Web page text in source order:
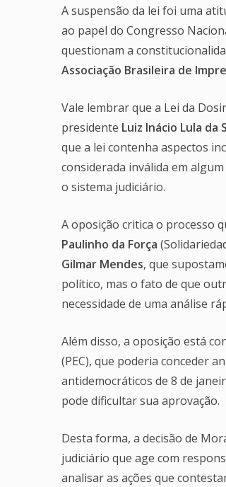
A suspensão da lei foi uma
ao papel do Congresso
questionam a
Associação Brasileira de
Vale lembrar que a Lei da
presidente Luiz Inácio Lula da
que a lei contenha aspectos
considerada inválida em
o sistema judiciário.
A oposição critica o processo
Paulinho da Força
Gilmar Mendes, que
político, mas o fato de que
necessidade de uma análise
Além disso, a oposição está
(PEC), que poderia conceder
antidemocráticos de 8 de
pode dificultar sua aprovação.
Desta forma, a decisão de
judiciário que age com
analisar as ações que